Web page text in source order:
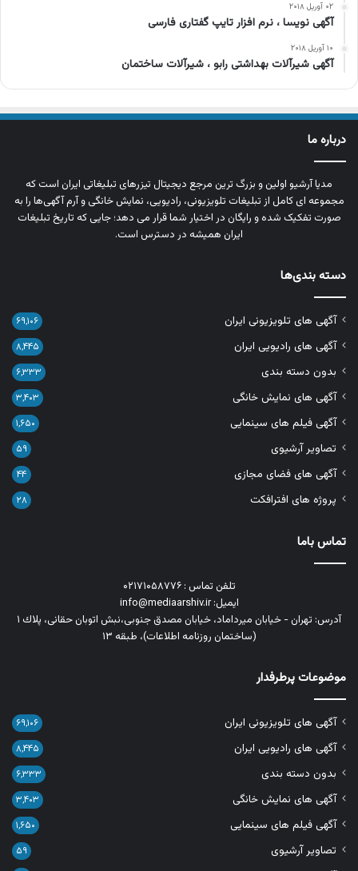
۰۲ آوریل ۲۰۱۸
آگهی نویسا ، نرم افزار تایپ گفتاری فارسی
۱۰ آوریل ۲۰۱۸
آگهی شیرآلات بهداشتی رابو ، شیرآلات ساختمان
درباره ما
مدیا آرشیو اولین و بزرگ‌ ترین مرجع دیجیتال تیزرهای تبلیغاتی ایران است که
مجموعه‌ ای کامل از تبلیغات تلویزیونی، رادیویی، نمایش خانگی و آرم‌ آگهی‌ها را به‌
صورت تفکیک‌ شده و رایگان در اختیار شما قرار می‌ دهد؛ جایی که تاریخ تبلیغات
ایران همیشه در دسترس است.
دسته بندی‌ها
آگهی های تلویزیونی ایران ۶۹,۱۰۶
آگهی های رادیویی ایران ۸,۴۴۵
بدون دسته بندی ۶,۳۳۳
آگهی های نمایش خانگی ۳,۴۰۳
آگهی فیلم های سینمایی ۱,۶۵۰
تصاویر آرشیوی ۵۹
آگهی های فضای مجازی ۴۴
پروژه های افترافکت ۲۸
تماس باما
تلفن تماس : ۰۲۱۷۱۰۵۸۷۷۶
ایمیل: info@mediaarshiv.ir
آدرس: تهران - خیابان میرداماد، خیابان مصدق جنوبی،نبش اتوبان حقانی، پلاك ١
(ساختمان روزنامه اطلاعات)، طبقه ۱۳
موضوعات پرطرفدار
آگهی های تلویزیونی ایران ۶۹,۱۰۶
آگهی های رادیویی ایران ۸,۴۴۵
بدون دسته بندی ۶,۳۳۳
آگهی های نمایش خانگی ۳,۴۰۳
آگهی فیلم های سینمایی ۱,۶۵۰
تصاویر آرشیوی ۵۹